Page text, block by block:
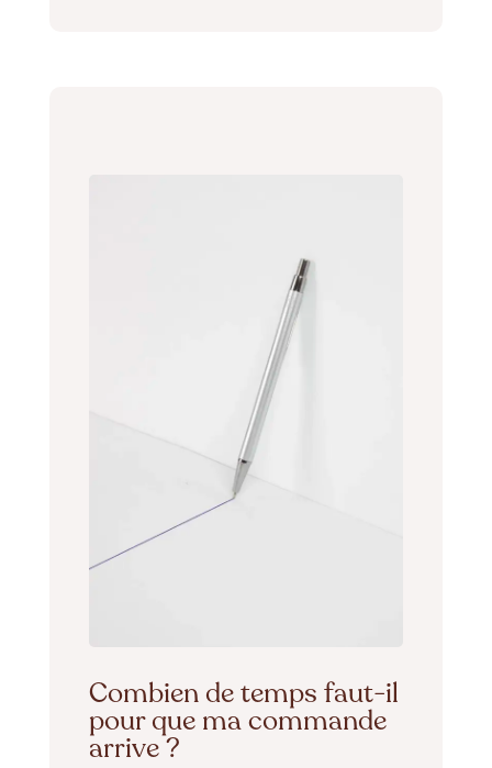
Combien de temps faut-il
pour que ma commande
arrive ?